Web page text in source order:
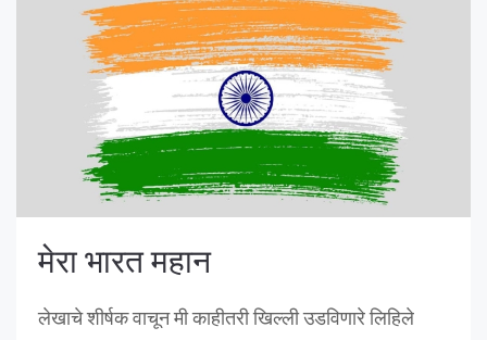
मेरा भारत महान
लेखाचे शीर्षक वाचून मी काहीतरी खिल्ली उडविणारे लिहिले